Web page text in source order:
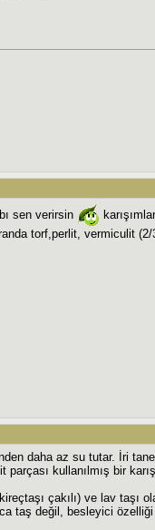
sen verirsin
torf,perlit, vermiculit
daha az su tutar. İri
kullanılmış bir
çakılı) ve lav taşı
taş değil, besleyici özelliği